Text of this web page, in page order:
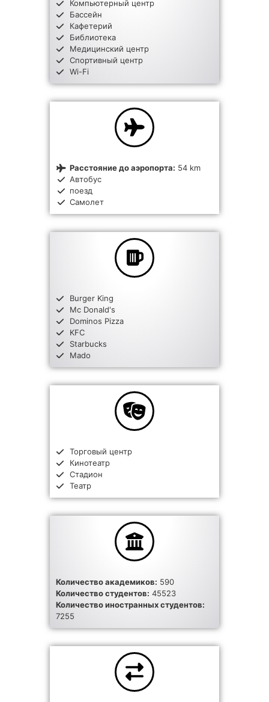
Компьютерный центр
Бассейн
Кафетерий
Библиотека
Медицинский центр
Спортивный центр
Wi-Fi
Расстояние до аэропорта: 54 km
Автобус
поезд
Самолет
Burger King
Mc Donald's
Dominos Pizza
KFC
Starbucks
Mado
Торговый центр
Кинотеатр
Стадион
Театр
Количество академиков: 590
Количество студентов: 45523
Количество иностранных студентов:
7255